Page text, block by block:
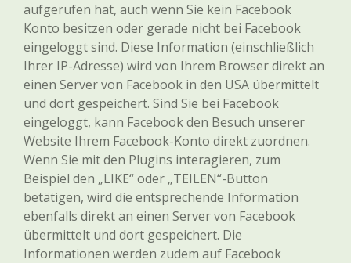
aufgerufen hat, auch wenn Sie kein Facebook
Konto besitzen oder gerade nicht bei Facebook
eingeloggt sind. Diese Information (einschließlich
Ihrer IP-Adresse) wird von Ihrem Browser direkt an
einen Server von Facebook in den USA übermittelt
und dort gespeichert. Sind Sie bei Facebook
eingeloggt, kann Facebook den Besuch unserer
Website Ihrem Facebook-Konto direkt zuordnen.
Wenn Sie mit den Plugins interagieren, zum
Beispiel den „LIKE“ oder „TEILEN“-Button
betätigen, wird die entsprechende Information
ebenfalls direkt an einen Server von Facebook
übermittelt und dort gespeichert. Die
Informationen werden zudem auf Facebook